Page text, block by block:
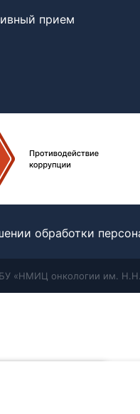
прием
обработки
«НМИЦ онкологии им. Н.Н.